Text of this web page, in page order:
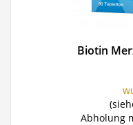
Biotin
Abholung